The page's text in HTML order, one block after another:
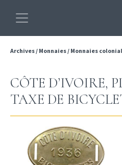
Archives/ Monnaies/ Monnaies
CÔTE D’IVOIRE,
TAXE DE